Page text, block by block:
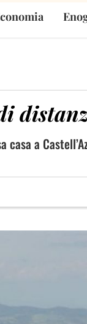
a